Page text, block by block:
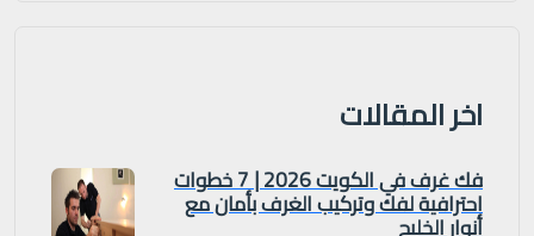
اخر المقالات
فك غرف في الكويت 2026 | 7 خطوات
احترافية لفك وتركيب الغرف بأمان مع
أنوار الخليج